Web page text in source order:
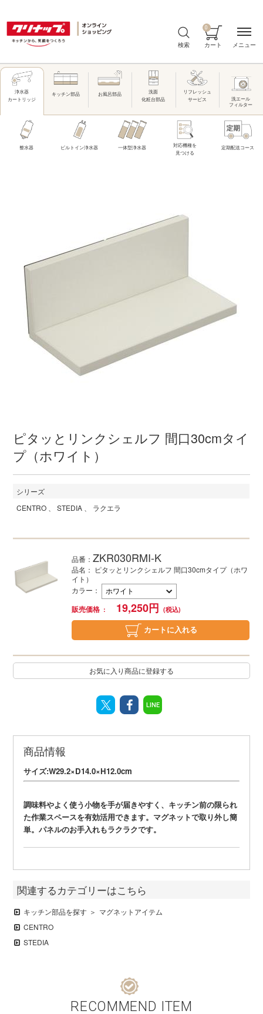
検索 カート
0
浄水器
カートリッジ
キッチン部品 お風呂部品
洗面
化粧台部品
リフレッシュ
サービス
洗エール
フィルター
整水器 ビルトイン浄水器 一体型浄水器
対応機種を
見つける
定期配送コース
ピタッとリンクシェルフ 間口30cmタイ
プ（ホワイト）
シリーズ
CENTRO
STEDIA ラクエラ
品番：ZKR030RMI-K
品名： ピタッとリンクシェルフ 間口30cmタイプ（ホワ
イト）
カラー ：
販売価格
19,250円
カートに入れる
お気に入り商品に登録する
LINE
商品情報
サイズ:W29.2×D14.0×H12.0cm
調味料やよく使う小物を手が届きやすく、キッチン前の限られ
た作業スペースを有効活用できます。マグネットで取り外し簡
単。パネルのお手入れもラクラクです。
関連するカテゴリーはこちら
キッチン部品を探す
マグネットアイテム
CENTRO
STEDIA
RECOMMEND ITEM
メニュー